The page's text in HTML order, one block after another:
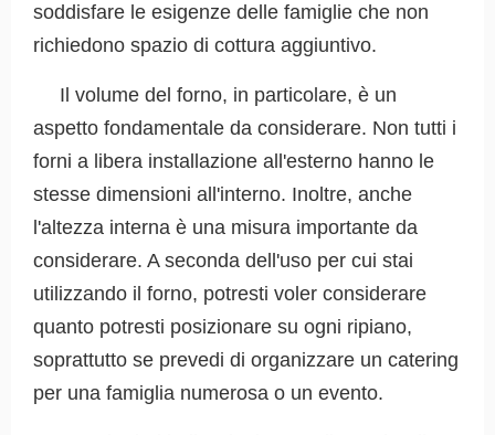
soddisfare le esigenze delle famiglie che non
richiedono spazio di cottura aggiuntivo.
Il volume del forno, in particolare, è un
aspetto fondamentale da considerare. Non tutti i
forni a libera installazione all'esterno hanno le
stesse dimensioni all'interno. Inoltre, anche
l'altezza interna è una misura importante da
considerare. A seconda dell'uso per cui stai
utilizzando il forno, potresti voler considerare
quanto potresti posizionare su ogni ripiano,
soprattutto se prevedi di organizzare un catering
per una famiglia numerosa o un evento.